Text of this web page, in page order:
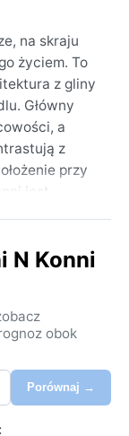
na skraju
życiem. To
z gliny
Główny
a
z
przy
jest
czerwca
a suchy,
Zima
– w ciągu
poniżej
do września,
zwiększoną
N Konni
obok
Porównaj →